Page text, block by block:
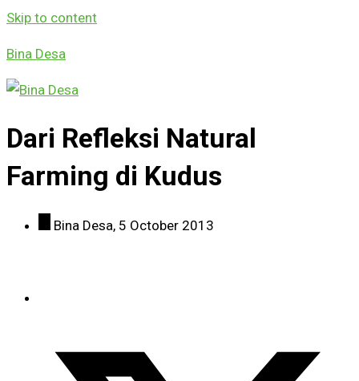
Skip to content
Bina Desa
Dari Refleksi Natural
Farming di Kudus
Bina Desa, 5 October 2013